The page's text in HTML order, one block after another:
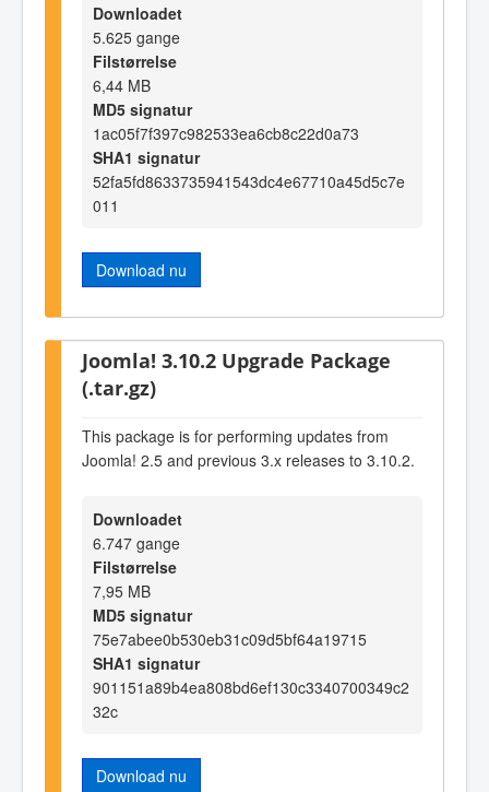
Downloadet
5.625 gange
Filstørrelse
6,44 MB
MD5 signatur
1ac05f7f397c982533ea6cb8c22d0a73
SHA1 signatur
52fa5fd8633735941543dc4e67710a45d5c7e
011
Download nu
Joomla! 3.10.2 Upgrade Package
(.tar.gz)
This package is for performing updates from
Joomla! 2.5 and previous 3.x releases to 3.10.2.
Downloadet
6.747 gange
Filstørrelse
7,95 MB
MD5 signatur
75e7abee0b530eb31c09d5bf64a19715
SHA1 signatur
901151a89b4ea808bd6ef130c3340700349c2
32c
Download nu